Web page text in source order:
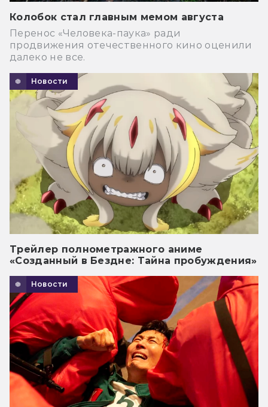
Колобок стал главным мемом августа
Перенос «Человека-паука» ради
продвижения отечественного кино оценили
далеко не все.
Новости
Трейлер полнометражного аниме
«Созданный в Бездне: Тайна пробуждения»
Новости